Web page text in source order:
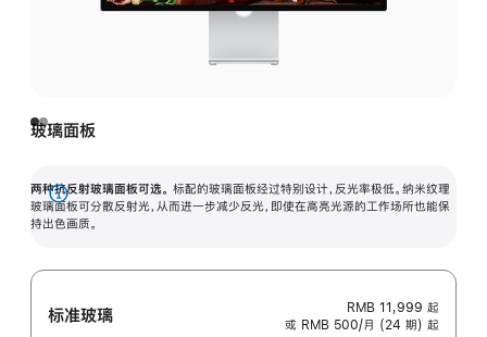
玻璃面板
两种抗反射玻璃面板可选。 标配的玻璃面板经过特别设计，反光率极低。纳米纹理
玻璃面板可分散反射光，从而进一步减少反光，即使在高亮光源的工作场所也能保
持出色画质。
展
开
标准玻璃 RMB 11,999 起
或 RMB 500/月 (24 期) 起